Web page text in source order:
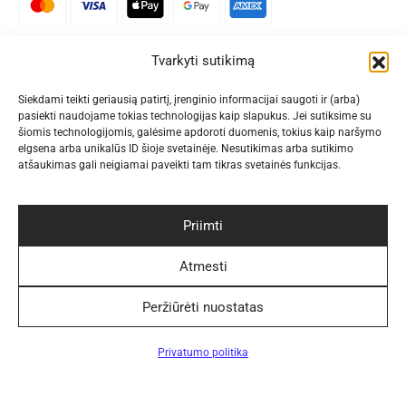
Tvarkyti sutikimą
Siekdami teikti geriausią patirtį, įrenginio informacijai saugoti ir (arba)
pasiekti naudojame tokias technologijas kaip slapukus. Jei sutiksime su
šiomis technologijomis, galėsime apdoroti duomenis, tokius kaip naršymo
elgsena arba unikalūs ID šioje svetainėje. Nesutikimas arba sutikimo
atšaukimas gali neigiamai paveikti tam tikras svetainės funkcijas.
Priimti
Atmesti
Peržiūrėti nuostatas
Privatumo politika
Patogūs pristatymo būdai
Sekite Mus
Naujienlaiškis